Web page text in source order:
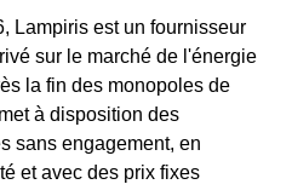
Lampiris est un fournisseur
sur le marché de l'énergie
la fin des monopoles de
à disposition des
sans engagement, en
et avec des prix fixes